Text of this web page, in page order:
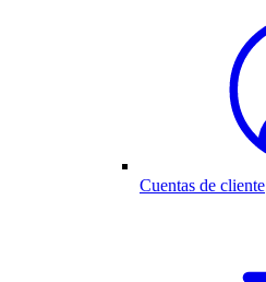
Cuentas de cliente